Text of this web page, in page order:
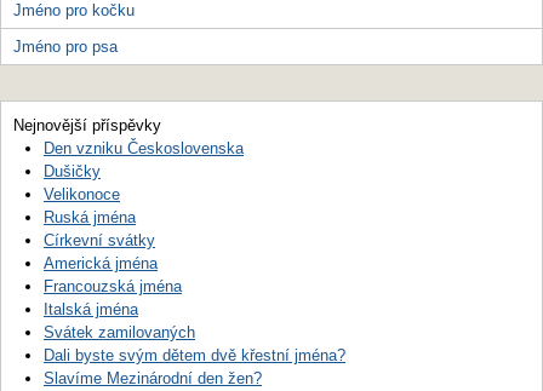
Jméno pro kočku
Jméno pro psa
Nejnovější příspěvky
Den vzniku Československa
Dušičky
Velikonoce
Ruská jména
Církevní svátky
Americká jména
Francouzská jména
Italská jména
Svátek zamilovaných
Dali byste svým dětem dvě křestní jména?
Slavíme Mezinárodní den žen?